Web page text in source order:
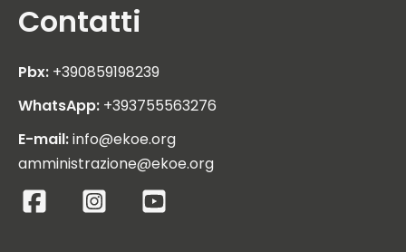
Contatti
Pbx: +390859198239
WhatsApp: +393755563276
E-mail:info@ekoe.org
amministrazione@ekoe.org